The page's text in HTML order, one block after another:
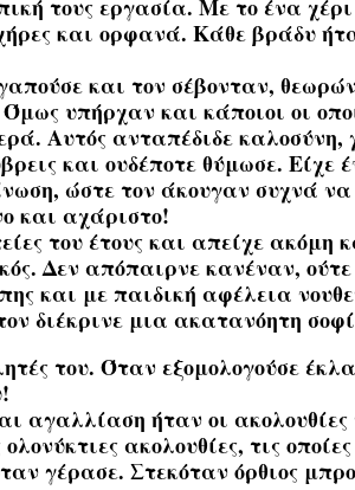
τους εργασία. Με το ένα
και ορφανά. Κάθε βράδυ
και τον σέβονταν,
υπήρχαν και κάποιοι οι
Αυτός ανταπέδιδε καλοσύνη,
και ουδέποτε θύμωσε. Είχε
ώστε τον άκουγαν συχνά να
και αχάριστο!
του έτους και απείχε
Δεν απόπαιρνε κανέναν,
και με παιδική αφέλεια
διέκρινε μια ακατανόητη
του. Όταν εξομολογούσε
αγαλλίαση ήταν οι ακολουθίες
ακολουθίες, τις
γέρασε. Στεκόταν όρθιος